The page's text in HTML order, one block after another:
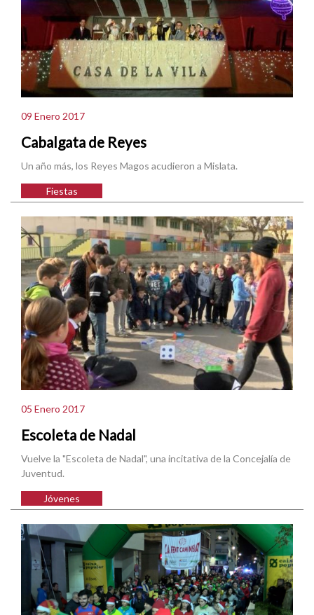
09 Enero 2017
Cabalgata de Reyes
Un año más, los Reyes Magos acudieron a Mislata.
Fiestas
05 Enero 2017
Escoleta de Nadal
Vuelve la "Escoleta de Nadal", una incitativa de la Concejalía de
Juventud.
Jóvenes